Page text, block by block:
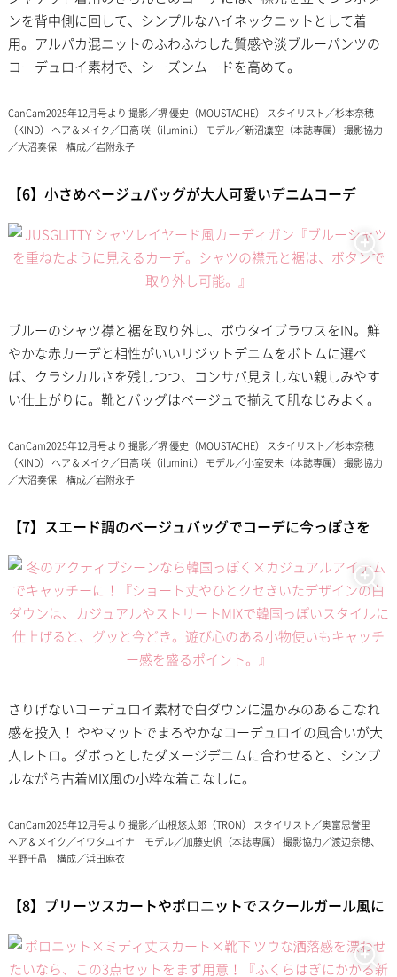
ンを背中側に回して、シンプルなハイネックニットとして着
用。アルパカ混ニットのふわふわした質感や淡ブルーパンツの
コーデュロイ素材で、シーズンムードを高めて。
CanCam2025年12月号より 撮影／堺 優史（MOUSTACHE） スタイリスト／杉本奈穂
（KIND） ヘア＆メイク／日高 咲（ilumini.） モデル／新沼凛空（本誌専属） 撮影協力
／大沼奏保 構成／岩附永子
【6】小さめベージュバッグが大人可愛いデニムコーデ
ブルーのシャツ襟と裾を取り外し、ボウタイブラウスをIN。鮮
やかな赤カーデと相性がいいリジットデニムをボトムに選べ
ば、クラシカルさを残しつつ、コンサバ見えしない親しみやす
い仕上がりに。靴とバッグはベージュで揃えて肌なじみよく。
CanCam2025年12月号より 撮影／堺 優史（MOUSTACHE） スタイリスト／杉本奈穂
（KIND） ヘア＆メイク／日高 咲（ilumini.） モデル／小室安未（本誌専属） 撮影協力
／大沼奏保 構成／岩附永子
【7】スエード調のベージュバッグでコーデに今っぽさを
さりげないコーデュロイ素材で白ダウンに温かみのあるこなれ
感を投入！ ややマットでまろやかなコーデュロイの風合いが大
人レトロ。ダボっとしたダメージデニムに合わせると、シンプ
ルながら古着MIX風の小粋な着こなしに。
CanCam2025年12月号より 撮影／山根悠太郎（TRON） スタイリスト／奥富思誉里
ヘア＆メイク／イワタユイナ モデル／加藤史帆（本誌専属） 撮影協力／渡辺奈穂、
平野千晶 構成／浜田麻衣
【8】プリーツスカートやポロニットでスクールガール風に